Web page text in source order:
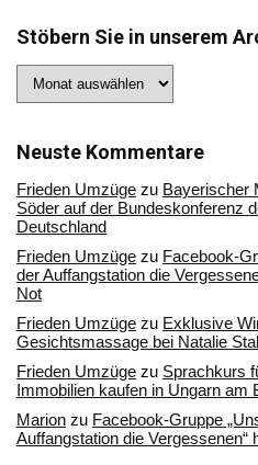
Stöbern Sie in unserem
Sie
Archiv
Neuste Kommentare
Frieden Umzüge zu Bayerischer
Söder auf der Bundeskonferenz
Deutschland
Frieden Umzüge zu Facebook-
der Auffangstation die
Not
Frieden Umzüge zu Exklusive
Gesichtsmassage bei Natalie
Frieden Umzüge zu Sprachkurs
Immobilien kaufen in Ungarn am
Marion zu Facebook-Gruppe
Auffangstation die Vergessenen“